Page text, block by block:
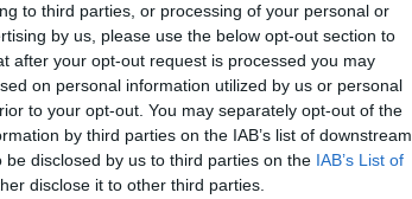
to third parties, or processing of your personal or
by us, please use the below opt-out section to
after your opt-out request is processed you may
on personal information utilized by us or personal
to your opt-out. You may separately opt-out of the
by third parties on the IAB’s list of downstream
disclosed by us to third parties on the IAB’s List of
disclose it to other third parties.